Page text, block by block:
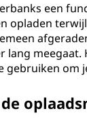
een
opladen
om